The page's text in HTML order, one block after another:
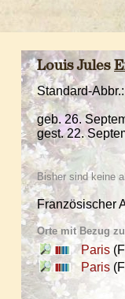
Louis Jules
Standard-
geb. 26.
gest. 22.
Bisher sind keine
Französischer
Orte mit Bezug
Paris
Paris